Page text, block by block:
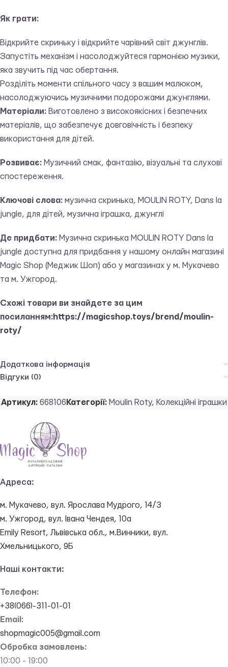
Як грати:
Відкрийте скриньку і відкрийте чарівний світ джунглів.
Запустіть механізм і насолоджуйтеся гармонією музики,
яка звучить під час обертання.
Розділіть моменти спільного часу з вашим малюком,
насолоджуючись музичними подорожами джунглями.
Матеріали: Виготовлено з високоякісних і безпечних
матеріалів, що забезпечує довговічність і безпеку
використання для дітей.
Розвиває: Музичний смак, фантазію, візуальні та слухові
спостереження.
Ключові слова: музична скринька, MOULIN ROTY, Dans la
jungle, для дітей, музична іграшка, джунглі
Де придбати: Музична скринька MOULIN ROTY Dans la
junglе доступна для придбання у нашому онлайн магазині
Magic Shop (Меджик Шоп) або у магазинах у м. Мукачево
та м. Ужгород.
Схожі товари ви знайдете за цим
посиланням:https://magicshop.toys/brend/moulin-
roty/
Додаткова інформація
Відгуки (0)
Артикул: 668106 Категорії: Moulin Roty, Колекційні іграшки
Адреса:
м. Мукачево, вул. Ярослава Мудрого, 14/3
м. Ужгород, вул. Івана Чендея, 10а
Emily Resort, Львівська обл., м.Винники, вул.
Хмельницького, 9Б
Наші контакти:
Телефон:
+38(066)-311-01-01
Email:
shopmagic005@gmail.com
Обробка замовлень:
10:00 - 19:00